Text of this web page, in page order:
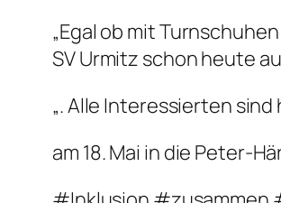
„Egal ob mit
SV Urmitz schon heute
„. Alle Interessierten
am 18. Mai in die Peter-